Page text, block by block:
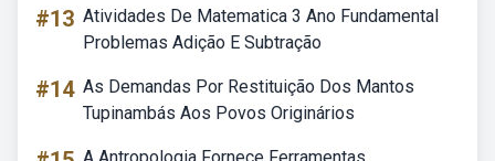
#13 Atividades De Matematica 3 Ano Fundamental
Problemas Adição E Subtração
#14 As Demandas Por Restituição Dos Mantos
Tupinambás Aos Povos Originários